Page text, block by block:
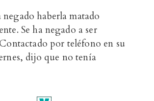
haberla matado
Se ha negado a ser
por teléfono en su
dijo que no tenía